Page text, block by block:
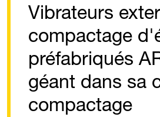
Vibrateurs
compactage
préfabriqués
géant dans sa
compactage